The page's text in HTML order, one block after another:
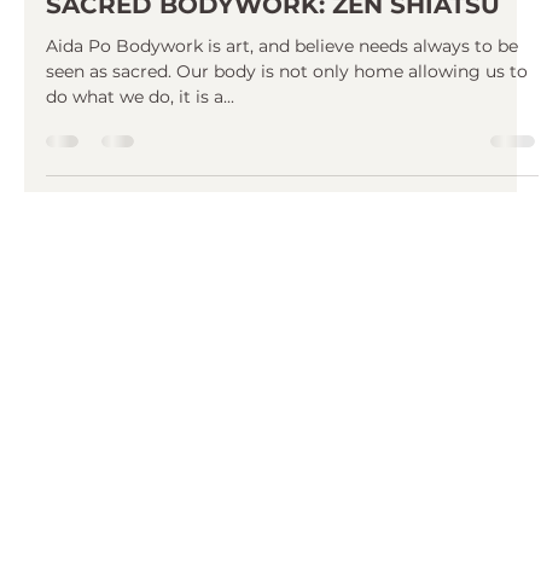
28. Juli 2023
seen as sacred. Our body is not only home allowing us to